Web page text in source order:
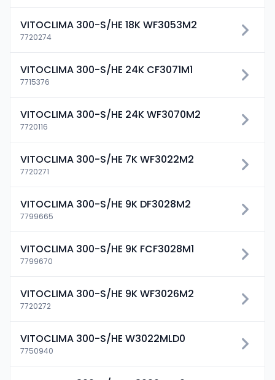
VITOCLIMA 300-S/HE 18K WF3053M2
7720274
VITOCLIMA 300-S/HE 24K CF3071M1
7715376
VITOCLIMA 300-S/HE 24K WF3070M2
7720116
VITOCLIMA 300-S/HE 7K WF3022M2
7720271
VITOCLIMA 300-S/HE 9K DF3028M2
7799665
VITOCLIMA 300-S/HE 9K FCF3028M1
7799670
VITOCLIMA 300-S/HE 9K WF3026M2
7720272
VITOCLIMA 300-S/HE W3022MLD0
7750940